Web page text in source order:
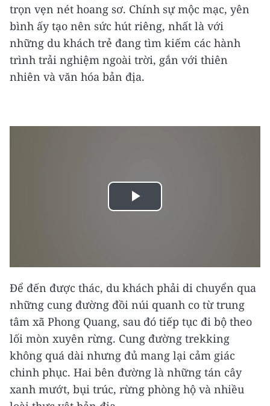
trọn vẹn nét hoang sơ. Chính sự mộc mạc, yên
bình ấy tạo nên sức hút riêng, nhất là với
những du khách trẻ đang tìm kiếm các hành
trình trải nghiệm ngoài trời, gắn với thiên
nhiên và văn hóa bản địa.
Play
Để đến được thác, du khách phải di chuyển qua
những cung đường đồi núi quanh co từ trung
tâm xã Phong Quang, sau đó tiếp tục đi bộ theo
lối mòn xuyên rừng. Cung đường trekking
không quá dài nhưng đủ mang lại cảm giác
chinh phục. Hai bên đường là những tán cây
xanh mướt, bụi trúc, rừng phòng hộ và nhiều